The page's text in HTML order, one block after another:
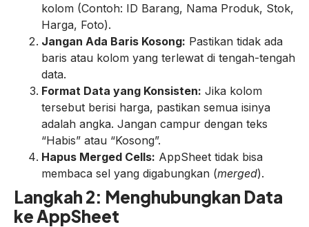
kolom (Contoh: ID Barang, Nama Produk, Stok,
Harga, Foto).
Jangan Ada Baris Kosong: Pastikan tidak ada
baris atau kolom yang terlewat di tengah-tengah
data.
Format Data yang Konsisten: Jika kolom
tersebut berisi harga, pastikan semua isinya
adalah angka. Jangan campur dengan teks
“Habis” atau “Kosong”.
Hapus Merged Cells: AppSheet tidak bisa
membaca sel yang digabungkan (merged).
Langkah 2: Menghubungkan Data
ke AppSheet